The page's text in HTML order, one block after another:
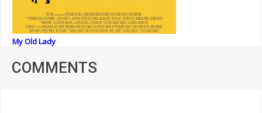
My Old Lady
COMMENTS